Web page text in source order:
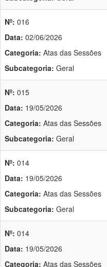
Nº: 016
Data: 02/06/2026
Categoria: Atas das Sessões
Subcategoria: Geral
Nº: 015
Data: 19/05/2026
Categoria: Atas das Sessões
Subcategoria: Geral
Nº: 014
Data: 19/05/2026
Categoria: Atas das Sessões
Subcategoria: Geral
Nº: 014
Data: 19/05/2026
Categoria: Atas das Sessões